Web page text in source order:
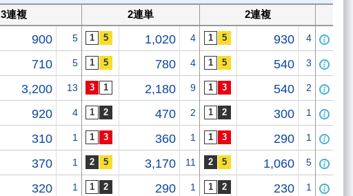
3連複 2連単 2連複
900 5 1,020 4 930 4
710 5 780 4 540 3
3,200 13 2,180 9 540 2
920 4 470 2 300 1
310 1 360 1 290 1
370 1 3,170 11 1,060 5
320 1 290 1 230 1